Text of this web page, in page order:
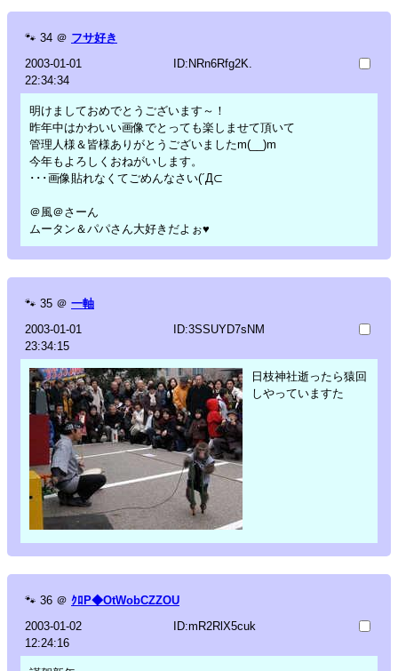
🐾 34 ＠ フサ好き
2003-01-01
22:34:34
ID:NRn6Rfg2K.
明けましておめでとうございます～！
昨年中はかわいい画像でとっても楽しませて頂いて
管理人様＆皆様ありがとうございましたm(__)m
今年もよろしくおねがいします。
･･･画像貼れなくてごめんなさい(´Д⊂
＠風＠さーん
ムータン＆パパさん大好きだよぉ♥
🐾 35 ＠ 一軸
2003-01-01
23:34:15
ID:3SSUYD7sNM
日枝神社逝ったら猿回
しやっていますた
🐾 36 ＠ ｸﾛP◆OtWobCZZOU
2003-01-02
12:24:16
ID:mR2RlX5cuk